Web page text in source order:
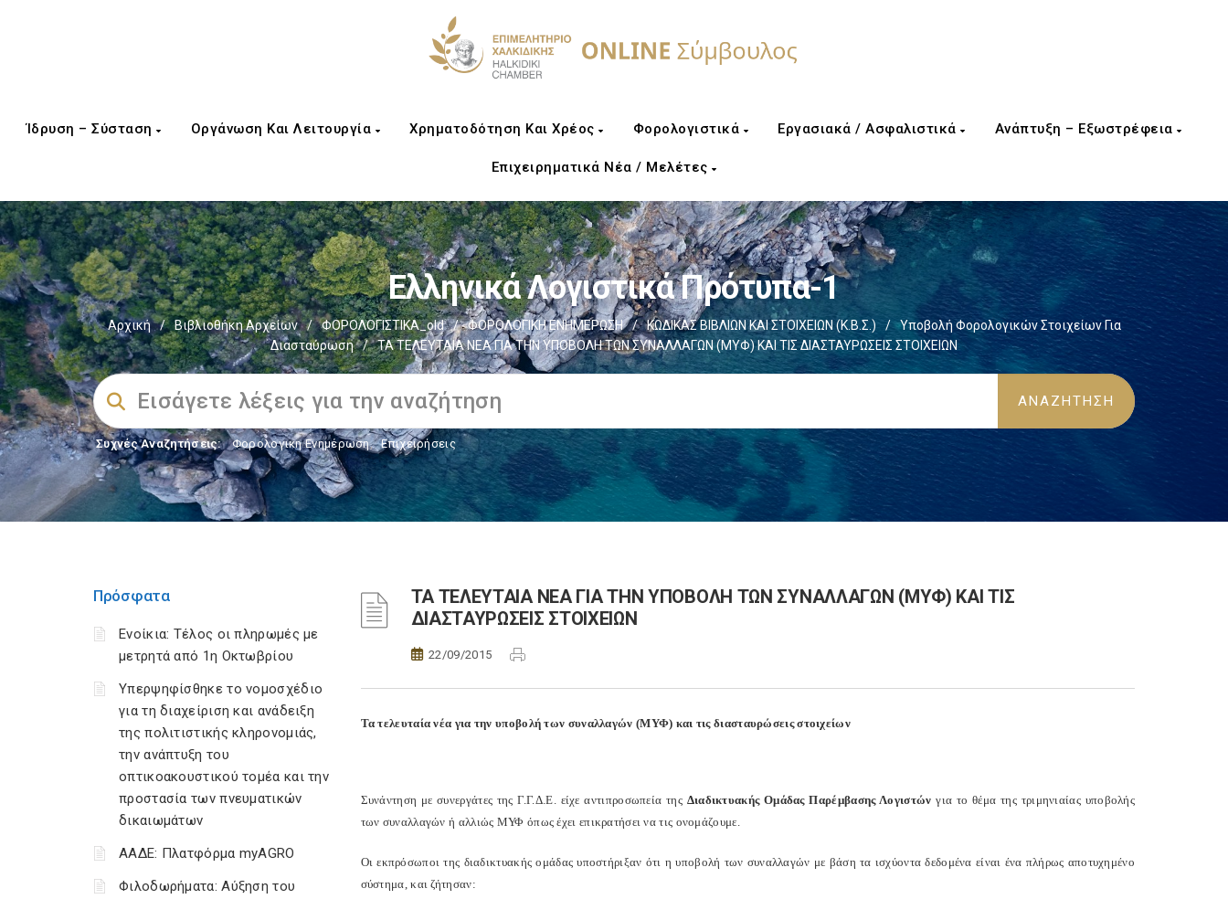
Ίδρυση – Σύσταση Οργάνωση Και Λειτουργία Χρηματοδότηση Και Χρέος Φορολογιστικά Εργασιακά / Ασφαλιστικά Ανάπτυξη – Εξωστρέφεια
Επιχειρηματικά Νέα / Μελέτες
Ελληνικά Λογιστικά Πρότυπα-1
Αρχική / Βιβλιοθήκη Αρχείων / ΦΟΡΟΛΟΓΙΣΤΙΚΑ_old / ΦΟΡΟΛΟΓΙΚΗ ΕΝΗΜΕΡΩΣΗ / ΚΩΔΙΚΑΣ ΒΙΒΛΙΩΝ ΚΑΙ ΣΤΟΙΧΕΙΩΝ (Κ.Β.Σ.) /
Υποβολή Φορολογικών Στοιχείων Για
Διασταύρωση
/ ΤΑ ΤΕΛΕΥΤΑΙΑ ΝΕΑ ΓΙΑ ΤΗΝ ΥΠΟΒΟΛΗ ΤΩΝ ΣΥΝΑΛΛΑΓΩΝ (ΜΥΦ) ΚΑΙ ΤΙΣ ΔΙΑΣΤΑΥΡΩΣΕΙΣ ΣΤΟΙΧΕΙΩΝ
Συχνές Αναζητήσεις: Φορολογικη Ενημέρωση, Επιχειρήσεις
Πρόσφατα
Ενοίκια: Τέλος οι πληρωμές με
μετρητά από 1η Οκτωβρίου
Υπερψηφίσθηκε το νομοσχέδιο
για τη διαχείριση και ανάδειξη
της πολιτιστικής κληρονομιάς,
την ανάπτυξη του
οπτικοακουστικού τομέα και την
προστασία των πνευματικών
δικαιωμάτων
ΑΑΔΕ: Πλατφόρμα myAGRO
Φιλοδωρήματα: Αύξηση του
ΤΑ ΤΕΛΕΥΤΑΙΑ ΝΕΑ ΓΙΑ ΤΗΝ ΥΠΟΒΟΛΗ ΤΩΝ ΣΥΝΑΛΛΑΓΩΝ (ΜΥΦ) ΚΑΙ ΤΙΣ
ΔΙΑΣΤΑΥΡΩΣΕΙΣ ΣΤΟΙΧΕΙΩΝ
22/09/2015
Τα τελευταία νέα για την υποβολή των συναλλαγών (ΜΥΦ) και τις διασταυρώσεις στοιχείων
Συνάντηση με συνεργάτες της Γ.Γ.Δ.Ε. είχε αντιπροσωπεία της Διαδικτυακής Ομάδας Παρέμβασης Λογιστών για το θέμα της τριμηνιαίας υποβολής
των συναλλαγών ή αλλιώς ΜΥΦ όπως έχει επικρατήσει να τις ονομάζουμε.
Οι εκπρόσωποι της διαδικτυακής ομάδας υποστήριξαν ότι η υποβολή των συναλλαγών με βάση τα ισχύοντα δεδομένα είναι ένα πλήρως αποτυχημένο
σύστημα, και ζήτησαν: